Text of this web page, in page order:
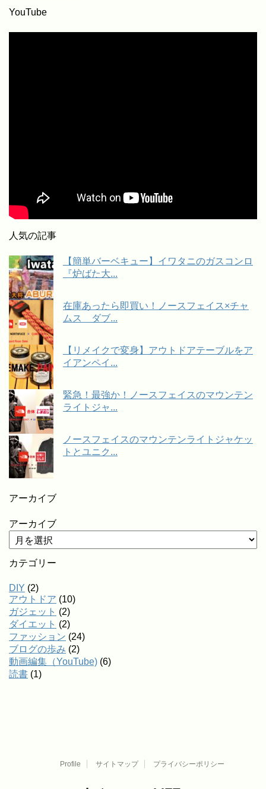
YouTube
人気の記事
【簡単バーベキュー】イワタニのガスコンロ
『炉ばた大...
在庫あったら即買い！ノースフェイス×チャ
ムス ダブ...
【リメイクで変身】アウトドアテーブルをア
イアンペイ...
緊急！最強か！ノースフェイスのマウンテン
ライトジャ...
ノースフェイスのマウンテンライトジャケッ
トとユニク...
アーカイブ
アーカイブ
カテゴリー
DIY (2)
アウトドア (10)
ガジェット (2)
ダイエット (2)
ファッション (24)
ブログの歩み (2)
動画編集（YouTube) (6)
読書 (1)
Profile サイトマップ プライバシーポリシー